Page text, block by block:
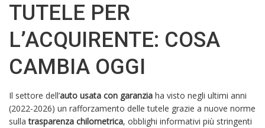
TUTELE PER
L’ACQUIRENTE: COSA
CAMBIA OGGI
Il settore dell’auto usata con garanzia ha visto negli ultimi anni
(2022-2026) un rafforzamento delle tutele grazie a nuove norme
sullatrasparenza chilometrica, obblighi informativi più stringenti